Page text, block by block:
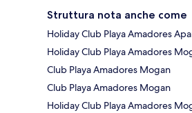
Struttura nota anche come
Holiday Club Playa Amadores
Holiday Club Playa Amadores
Club Playa Amadores Mogan
Club Playa Amadores Mogan
Holiday Club Playa Amadores